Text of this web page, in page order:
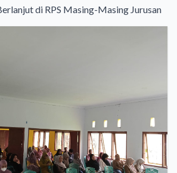
di RPS Masing-Masing Jurusan